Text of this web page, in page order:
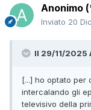
Anonimo
Inviato 20
Il 29/11/2025
[...] ho optato per
intercalando gli
televisivo della